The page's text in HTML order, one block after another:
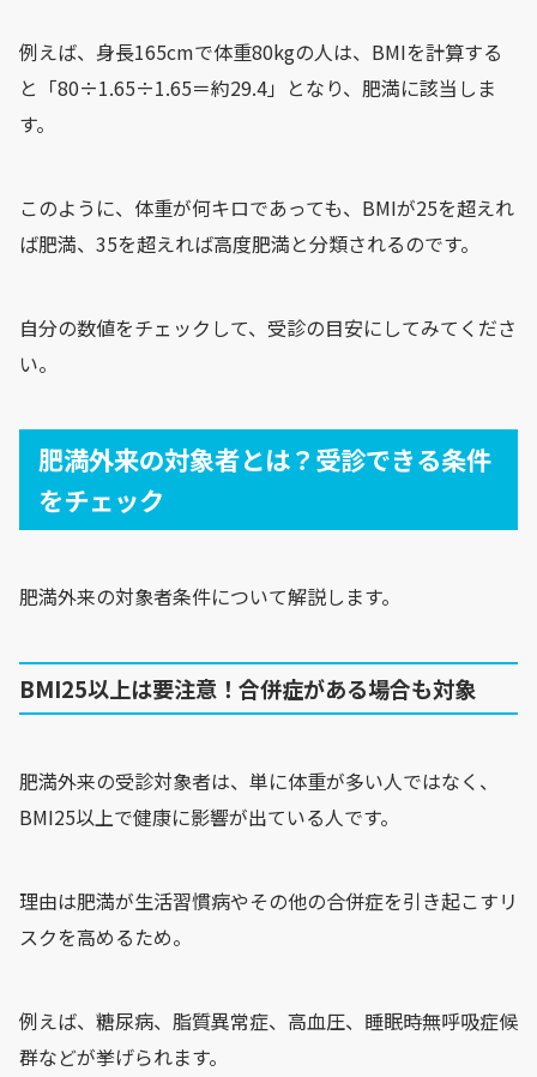
例えば、身長165cmで体重80kgの人は、BMIを計算する
と「80÷1.65÷1.65＝約29.4」となり、肥満に該当しま
す。
このように、体重が何キロであっても、BMIが25を超えれ
ば肥満、35を超えれば高度肥満と分類されるのです。
自分の数値をチェックして、受診の目安にしてみてくださ
い。
肥満外来の対象者とは？受診できる条件
をチェック
肥満外来の対象者条件について解説します。
BMI25以上は要注意！合併症がある場合も対象
肥満外来の受診対象者は、単に体重が多い人ではなく、
BMI25以上で健康に影響が出ている人です。
理由は肥満が生活習慣病やその他の合併症を引き起こすリ
スクを高めるため。
例えば、糖尿病、脂質異常症、高血圧、睡眠時無呼吸症候
群などが挙げられます。